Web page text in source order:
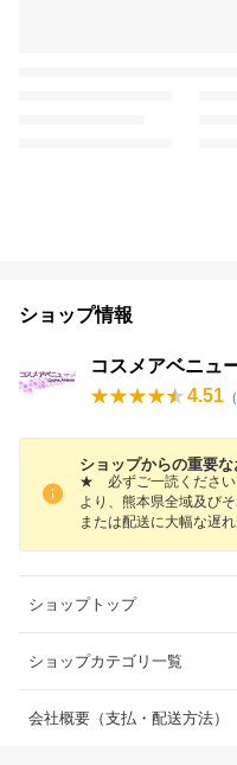
ショップ情報
コスメアベニュ
4.51 （
ショップからの重要
★ 必ずご一読くださ
より、熊本県全域及び
または配送に大幅な遅
ショップトップ
ショップカテゴリ一覧
会社概要（支払・配送方法）